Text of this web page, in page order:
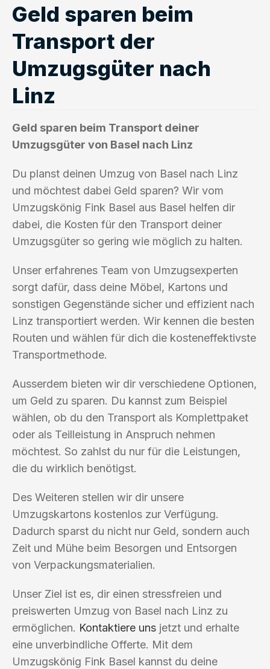
Geld sparen beim
Transport der
Umzugsgüter nach
Linz
Geld sparen beim Transport deiner
Umzugsgüter von Basel nach Linz
Du planst deinen Umzug von Basel nach Linz
und möchtest dabei Geld sparen? Wir vom
Umzugskönig Fink Basel aus Basel helfen dir
dabei, die Kosten für den Transport deiner
Umzugsgüter so gering wie möglich zu halten.
Unser erfahrenes Team von Umzugsexperten
sorgt dafür, dass deine Möbel, Kartons und
sonstigen Gegenstände sicher und effizient nach
Linz transportiert werden. Wir kennen die besten
Routen und wählen für dich die kosteneffektivste
Transportmethode.
Ausserdem bieten wir dir verschiedene Optionen,
um Geld zu sparen. Du kannst zum Beispiel
wählen, ob du den Transport als Komplettpaket
oder als Teilleistung in Anspruch nehmen
möchtest. So zahlst du nur für die Leistungen,
die du wirklich benötigst.
Des Weiteren stellen wir dir unsere
Umzugskartons kostenlos zur Verfügung.
Dadurch sparst du nicht nur Geld, sondern auch
Zeit und Mühe beim Besorgen und Entsorgen
von Verpackungsmaterialien.
Unser Ziel ist es, dir einen stressfreien und
preiswerten Umzug von Basel nach Linz zu
ermöglichen. Kontaktiere uns jetzt und erhalte
eine unverbindliche Offerte. Mit dem
Umzugskönig Fink Basel kannst du deine